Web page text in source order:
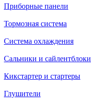
Приборные панели
Тормозная система
Система охлаждения
Сальники и сайлентблоки
Кикстартер и стартеры
Глушители